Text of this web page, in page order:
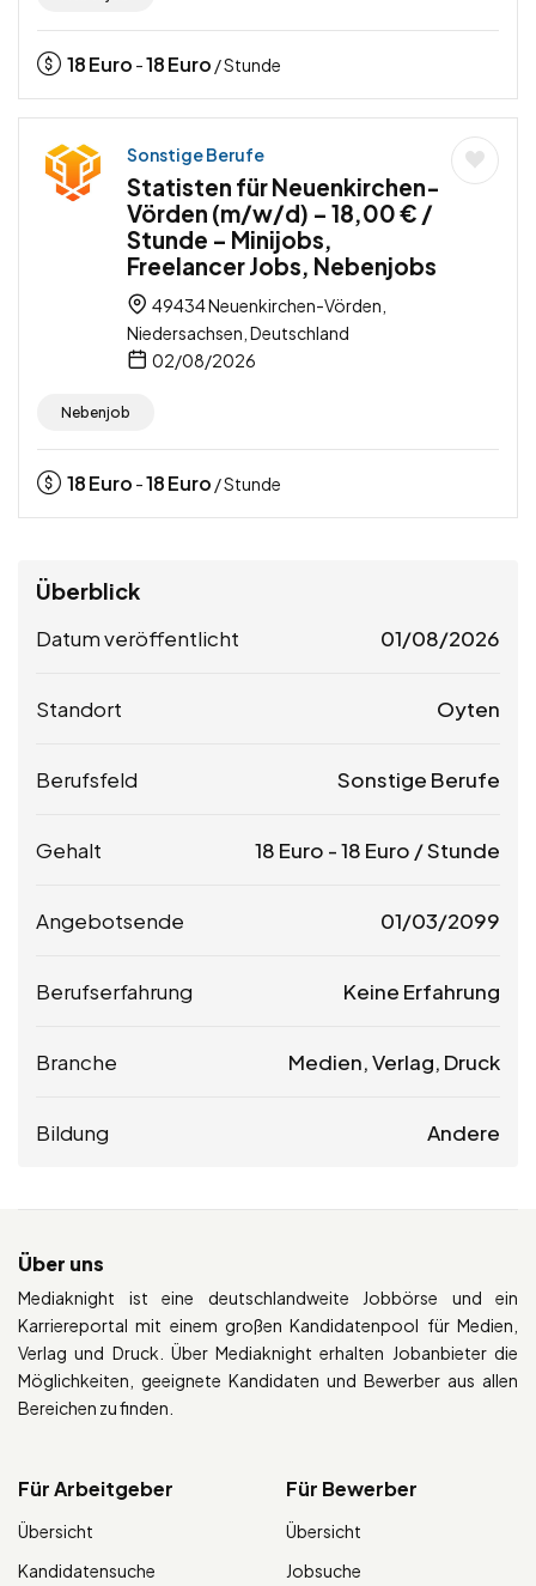
18Euro -18Euro / Stunde
Sonstige Berufe
Statisten für Neuenkirchen-
Vörden (m/w/d) – 18,00 € /
Stunde – Minijobs,
Freelancer Jobs, Nebenjobs
49434 Neuenkirchen-Vörden,
Niedersachsen, Deutschland
02/08/2026
Nebenjob
18Euro -18Euro / Stunde
Überblick
Datum veröffentlicht 01/08/2026
Standort Oyten
Berufsfeld Sonstige Berufe
Gehalt 18 Euro -18 Euro / Stunde
Angebotsende 01/03/2099
Berufserfahrung Keine Erfahrung
Branche Medien, Verlag, Druck
Bildung Andere
Über uns
Mediaknight ist eine deutschlandweite Jobbörse und ein
Karriereportal mit einem großen Kandidatenpool für Medien,
Verlag und Druck. Über Mediaknight erhalten Jobanbieter die
Möglichkeiten, geeignete Kandidaten und Bewerber aus allen
Bereichen zu finden.
Für Arbeitgeber
Übersicht
Kandidatensuche
Für Bewerber
Übersicht
Jobsuche